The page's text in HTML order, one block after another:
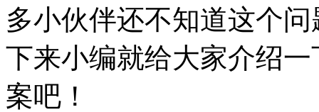
多小伙伴还不知道这个
下来小编就给大家介绍
案吧！